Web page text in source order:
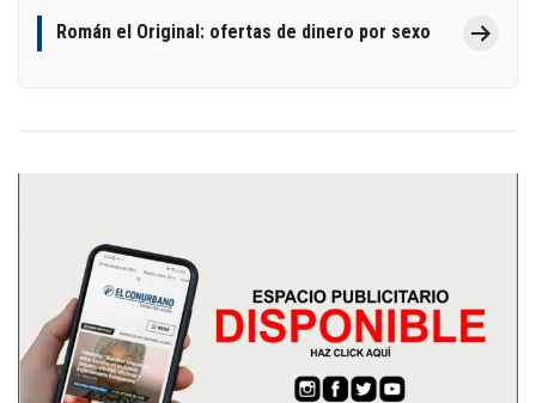
Román el Original: ofertas de dinero por sexo